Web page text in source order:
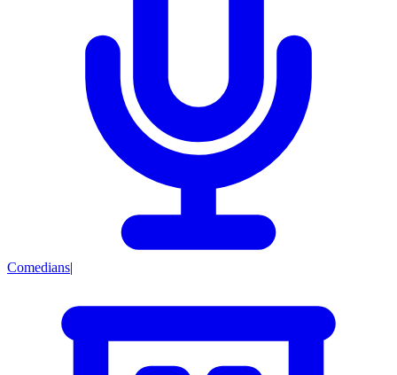
Comedians|